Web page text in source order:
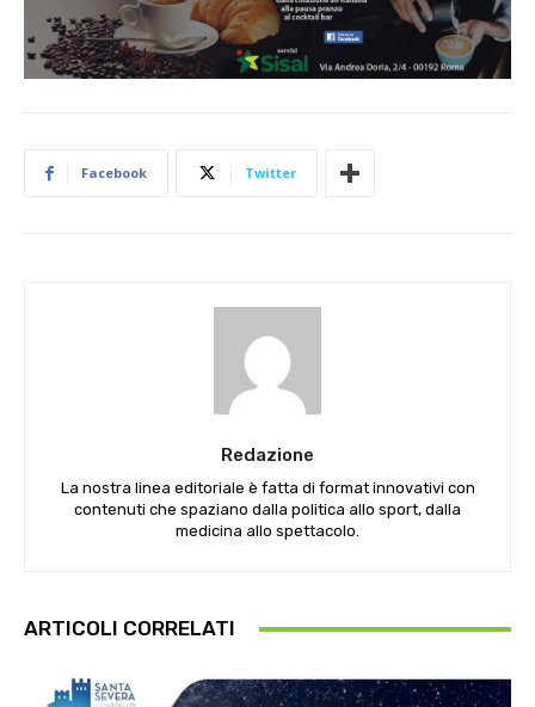
Facebook Twitter
Redazione
La nostra linea editoriale è fatta di format innovativi con
contenuti che spaziano dalla politica allo sport, dalla
medicina allo spettacolo.
ARTICOLI CORRELATI